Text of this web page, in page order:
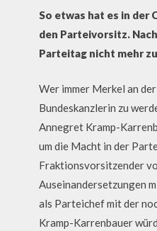
So etwas hat es in der
den Parteivorsitz.
Parteitag nicht mehr
Wer immer Merkel an
Bundeskanzlerin zu
Annegret Kramp-
um die Macht in der
Fraktionsvorsitzender
Auseinandersetzungen
als Parteichef mit der
Kramp-Karrenbauer